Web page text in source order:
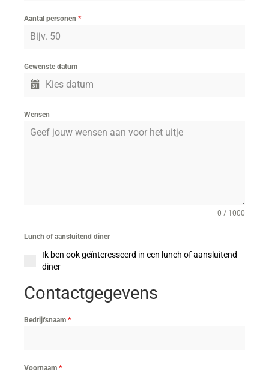
Aantal personen *
Gewenste datum
Wensen
0 / 1000
Lunch of aansluitend diner
Ik ben ook geïnteresseerd in een lunch of aansluitend
diner
Contactgegevens
Bedrijfsnaam *
Voornaam *